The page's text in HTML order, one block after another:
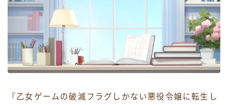
『乙女ゲームの破滅フラグしかない悪役令嬢に転生し